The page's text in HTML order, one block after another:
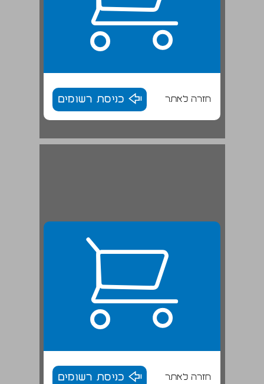
חזרה לאתר כניסת רשומים
סיכום־ביניים בשנת 1900 ... 26
חזרה לאתר כניסת רשומים